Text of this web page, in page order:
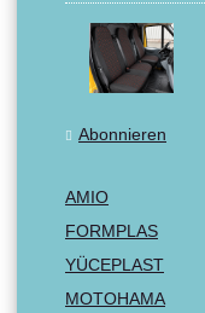
Abonnieren
AMIO
FORMPLAS
YÜCEPLAST
MOTOHAMA